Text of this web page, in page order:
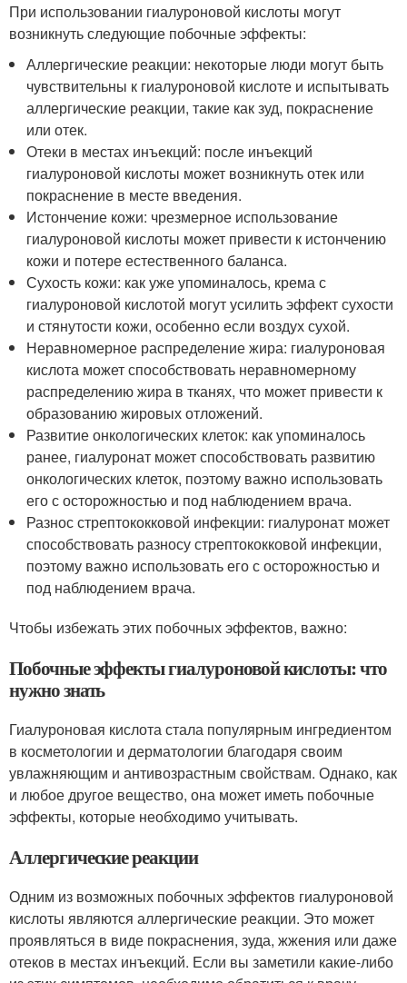
При использовании гиалуроновой кислоты могут
возникнуть следующие побочные эффекты:
Аллергические реакции: некоторые люди могут быть
чувствительны к гиалуроновой кислоте и испытывать
аллергические реакции, такие как зуд, покраснение
или отек.
Отеки в местах инъекций: после инъекций
гиалуроновой кислоты может возникнуть отек или
покраснение в месте введения.
Истончение кожи: чрезмерное использование
гиалуроновой кислоты может привести к истончению
кожи и потере естественного баланса.
Сухость кожи: как уже упоминалось, крема с
гиалуроновой кислотой могут усилить эффект сухости
и стянутости кожи, особенно если воздух сухой.
Неравномерное распределение жира: гиалуроновая
кислота может способствовать неравномерному
распределению жира в тканях, что может привести к
образованию жировых отложений.
Развитие онкологических клеток: как упоминалось
ранее, гиалуронат может способствовать развитию
онкологических клеток, поэтому важно использовать
его с осторожностью и под наблюдением врача.
Разнос стрептококковой инфекции: гиалуронат может
способствовать разносу стрептококковой инфекции,
поэтому важно использовать его с осторожностью и
под наблюдением врача.
Чтобы избежать этих побочных эффектов, важно:
Побочные эффекты гиалуроновой кислоты: что
нужно знать
Гиалуроновая кислота стала популярным ингредиентом
в косметологии и дерматологии благодаря своим
увлажняющим и антивозрастным свойствам. Однако, как
и любое другое вещество, она может иметь побочные
эффекты, которые необходимо учитывать.
Аллергические реакции
Одним из возможных побочных эффектов гиалуроновой
кислоты являются аллергические реакции. Это может
проявляться в виде покраснения, зуда, жжения или даже
отеков в местах инъекций. Если вы заметили какие-либо